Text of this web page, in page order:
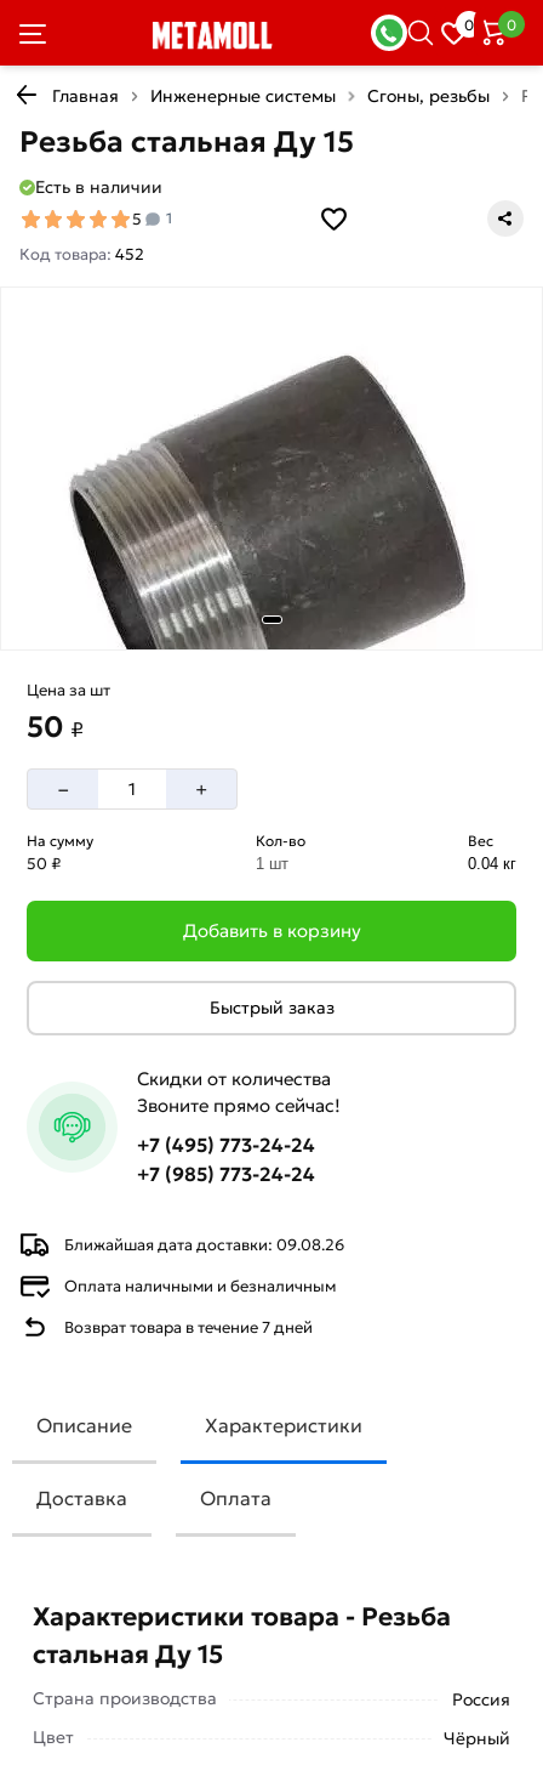
0 0
Главная Инженерные системы Сгоны, резьбы
Резьба стальная Ду 15
Есть в наличии
5 1
Код товара: 452
Ближайшая дата доставки: 09.08.26
Оплата наличными и безналичным
Возврат товара в течение 7 дней
Цена за шт
50 ₽
– +
На сумму
50 ₽
Кол-во
1 шт
Вес
0.04 кг
Добавить в корзину
Быстрый заказ
Скидки от количества
Звоните прямо сейчас!
+7 (495) 773-24-24
+7 (985) 773-24-24
Описание Характеристики
Доставка Оплата
Характеристики товара - Резьба
стальная Ду 15
Страна производства
Россия
Цвет
Чёрный